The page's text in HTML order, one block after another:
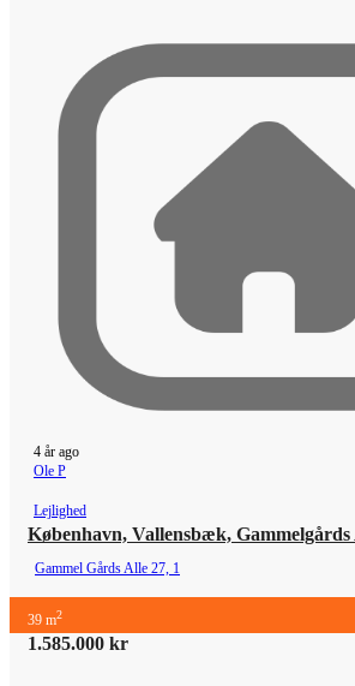
4 år ago
Ole P
Lejlighed
Gammel Gårds Alle 27, 1
39 m2
1.585.000 kr